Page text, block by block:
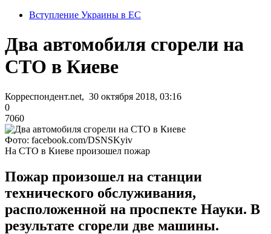
Вступление Украины в ЕС
Два автомобиля сгорели на
СТО в Киеве
Корреспондент.net, 30 октября 2018, 03:16
0
7060
Фото: facebook.com/DSNSKyiv
На СТО в Киеве произошел пожар
Пожар произошел на станции
технического обслуживания,
расположенной на проспекте Науки. В
результате сгорели две машины.